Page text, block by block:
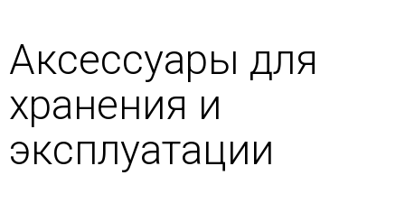
Аксессуары для
хранения и
эксплуатации